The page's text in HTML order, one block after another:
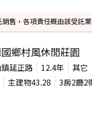
售，各項責任概由該受託
鄉村風休閒莊園
延正路 12.4年
其它
主建物43.28 3房2廳2